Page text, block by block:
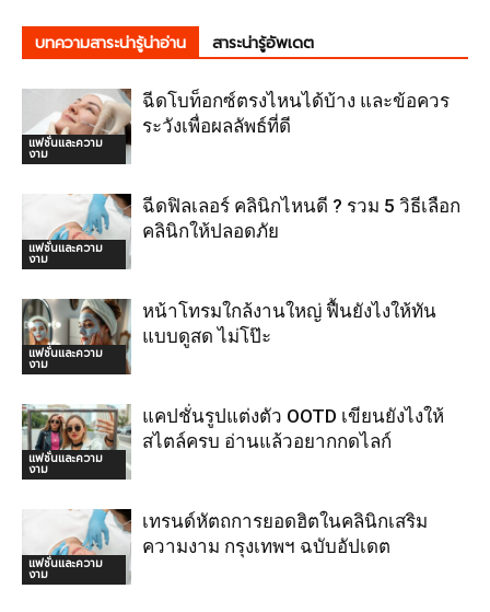
บทความสาระน่ารู้น่าอ่าน สาระน่ารู้อัพเดต
แฟชั่นและความ
งาม
ฉีดโบท็อกซ์ตรงไหนได้บ้าง และข้อควร
ระวังเพื่อผลลัพธ์ที่ดี
แฟชั่นและความ
งาม
ฉีดฟิลเลอร์ คลินิกไหนดี ? รวม 5 วิธีเลือก
คลินิกให้ปลอดภัย
แฟชั่นและความ
งาม
หน้าโทรมใกล้งานใหญ่ ฟื้นยังไงให้ทัน
แบบดูสด ไม่โป๊ะ
แฟชั่นและความ
งาม
แคปชั่นรูปแต่งตัว OOTD เขียนยังไงให้
สไตล์ครบ อ่านแล้วอยากกดไลก์
แฟชั่นและความ
งาม
เทรนด์หัตถการยอดฮิตในคลินิกเสริม
ความงาม กรุงเทพฯ ฉบับอัปเดต